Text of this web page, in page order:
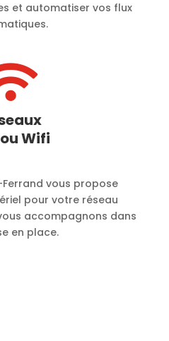
et automatiser vos flux
Wifi
vous propose
pour votre réseau
accompagnons dans
en place.